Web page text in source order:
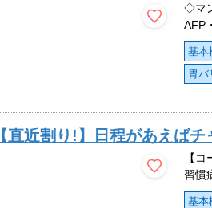
◇マ
AFP
基本
胃バ
【直近割り!】日程があえば
【
習慣
基本